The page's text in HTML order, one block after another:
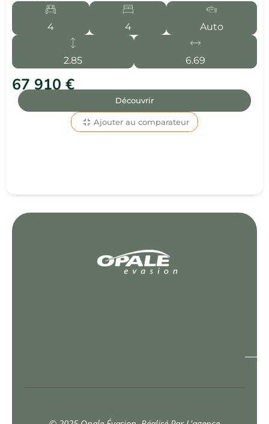
4 4 Auto
2.85 6.69
67 910 €
Découvrir
Ajouter au comparateur